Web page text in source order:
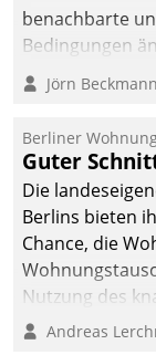
benachbarte
Bedingungen
technisch die
fürs Wachsen
Jörn Beckmann
Berliner
Guter
Die
Berlins bieten
Chance, die
Nutzung des
Andreas